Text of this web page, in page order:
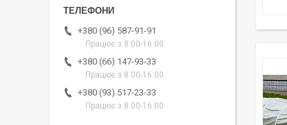
+380 (96) 587-91-91
Працює з 8:00-16:00
+380 (66) 147-93-33
Працює з 8:00-16:00
+380 (93) 517-23-33
Працює з 8:00-16:00